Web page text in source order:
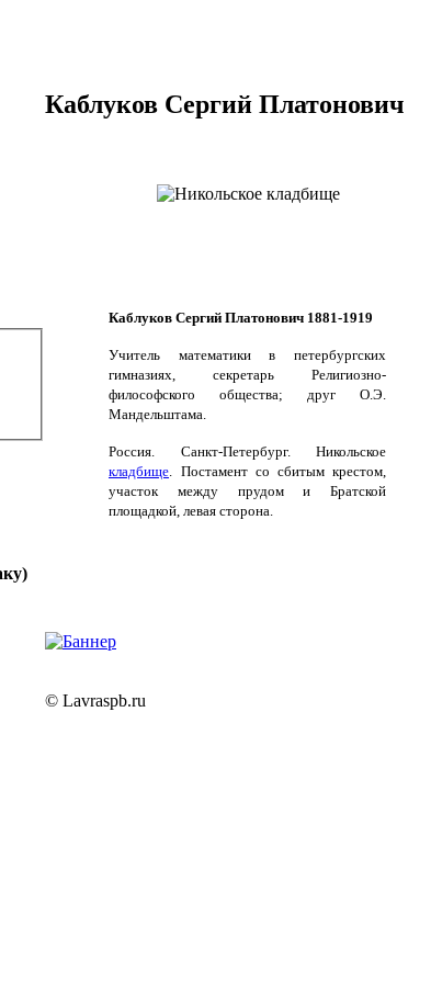
Каблуков Сергий Платонович
Каблуков Сергий Платонович 1881-1919
Учитель математики в петербургских
гимназиях, секретарь Религиозно-
философского общества; друг О.Э.
Мандельштама.
Россия. Санкт-Петербург. Никольское
кладбище
Постамент со сбитым крестом,
участок между прудом и Братской
площадкой, левая сторона.
© Lavraspb.ru